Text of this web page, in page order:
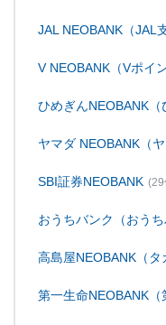
JAL NEOBANK（JAL
V NEOBANK（Vポイ
ひめぎんNEOBANK（
ヤマダ NEOBANK（
SBI証券NEOBANK (29
おうちバンク（おうち
高島屋NEOBANK（タ
第一生命NEOBANK（